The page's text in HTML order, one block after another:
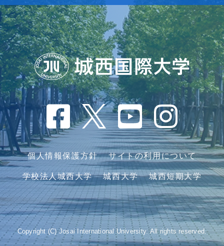
個人情報保護方針 サイトの利用について
学校法人城西大学 城西大学 城西短期大学
Copyright (C) Josai International University. All rights reserved.